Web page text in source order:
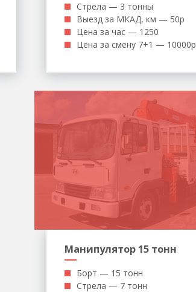
Стрела — 3 тонны
Выезд за МКАД, км — 50р
Цена за час — 1250
Цена за смену 7+1 — 10000р
Манипулятор 15 тонн
Борт — 15 тонн
Стрела — 7 тонн